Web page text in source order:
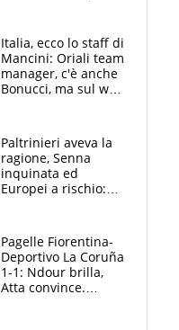
felice del mio livello"
Italia, ecco lo staff di
Mancini: Oriali team
manager, c'è anche
Bonucci, ma sul web
Paltrinieri aveva la
ragione, Senna
inquinata ed
Europei a rischio:
adesso
Pagelle Fiorentina-
Deportivo La Coruña
1-1: Ndour brilla,
Atta convince.